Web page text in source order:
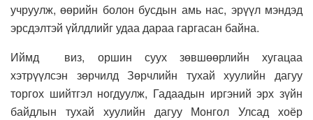
учруулж, өөрийн болон бусдын амь нас, эрүүл мэндэд
эрсдэлтэй үйлдлийг удаа дараа гаргасан байна.
Иймд виз, оршин суух зөвшөөрлийн хугацаа
хэтрүүлсэн зөрчилд Зөрчлийн тухай хуулийн дагуу
торгох шийтгэл ногдуулж, Гадаадын иргэний эрх зүйн
байдлын тухай хуулийн дагуу Монгол Улсад хоёр